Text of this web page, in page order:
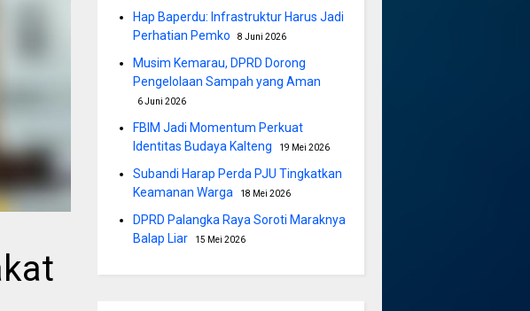
Hap Baperdu: Infrastruktur Harus Jadi
Perhatian Pemko
8 Juni 2026
Musim Kemarau, DPRD Dorong
Pengelolaan Sampah yang Aman
6 Juni 2026
FBIM Jadi Momentum Perkuat
Identitas Budaya Kalteng
19 Mei 2026
Subandi Harap Perda PJU Tingkatkan
Keamanan Warga
18 Mei 2026
DPRD Palangka Raya Soroti Maraknya
Balap Liar
15 Mei 2026